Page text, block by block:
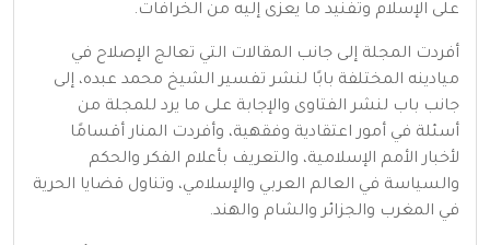
على الإسلام وتفنيد ما يعزى إليه من الخرافات.
أفردت المجلة إلى جانب المقالات التي تعالج الإصلاح في
ميادينه المختلفة بابًا لنشر تفسير الشيخ محمد عبده، إلى
جانب باب لنشر الفتاوى والإجابة على ما يرد للمجلة من
أسئلة في أمور اعتقادية وفقهية، وأفردت المنار أقسامًا
لأخبار الأمم الإسلامية، والتعريف بأعلام الفكر والحكم
والسياسة في العالم العربي والإسلامي، وتناول قضايا الحرية
في المغرب والجزائر والشام والهند.